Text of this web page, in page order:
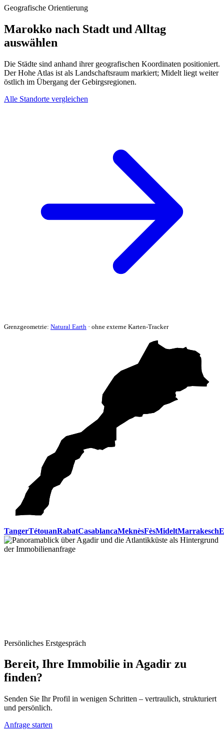
Geografische Orientierung
Marokko nach Stadt und Alltag
auswählen
Die Städte sind anhand ihrer geografischen Koordinaten positioniert.
Der Hohe Atlas ist als Landschaftsraum markiert; Midelt liegt weiter
östlich im Übergang der Gebirgsregionen.
Alle Standorte vergleichen
Grenzgeometrie: Natural Earth · ohne externe Karten-Tracker
TangerTétouanRabatCasablancaMeknèsFèsMideltMarrakesch
Persönliches Erstgespräch
Bereit, Ihre Immobilie in Agadir zu
finden?
Senden Sie Ihr Profil in wenigen Schritten – vertraulich, strukturiert
und persönlich.
Anfrage starten